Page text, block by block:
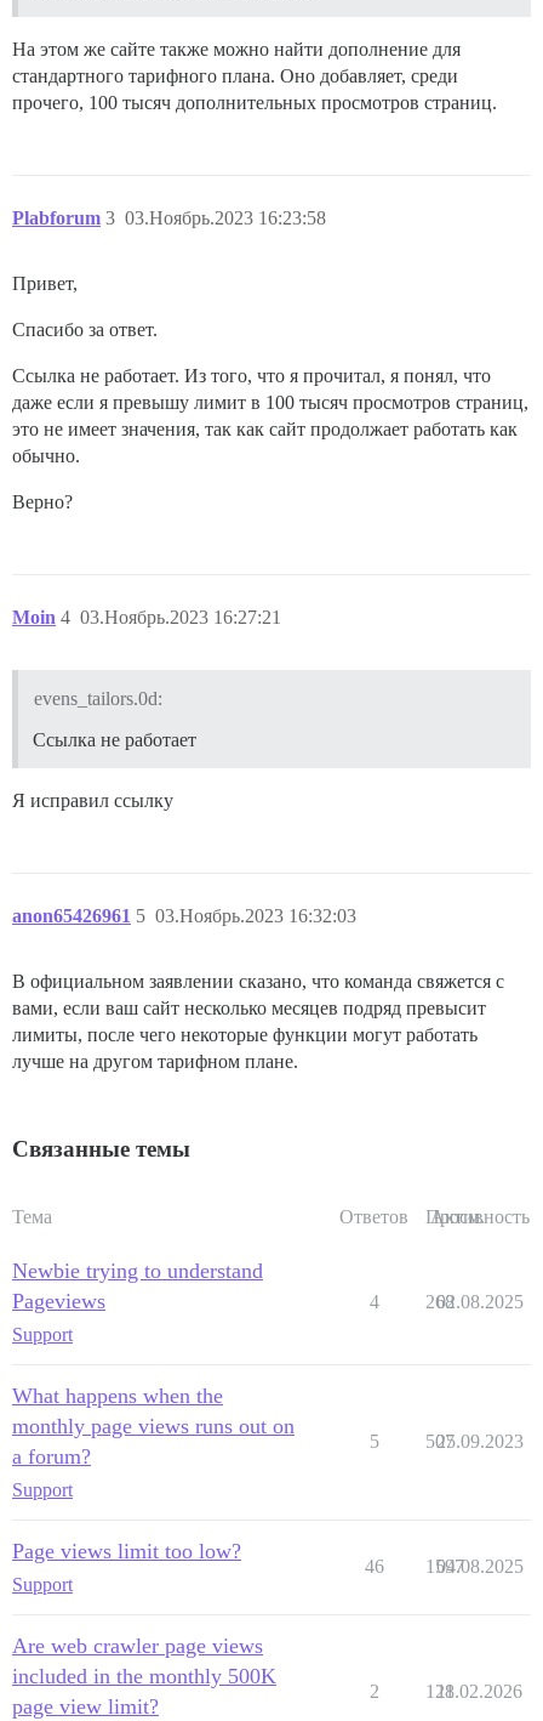
На этом же сайте также можно найти дополнение для
стандартного тарифного плана. Оно добавляет, среди
прочего, 100 тысяч дополнительных просмотров страниц.
Plabforum 03.Ноябрь.2023 16:23:58
3
Привет,
Спасибо за ответ.
Ссылка не работает. Из того, что я прочитал, я понял, что
даже если я превышу лимит в 100 тысяч просмотров страниц,
это не имеет значения, так как сайт продолжает работать как
обычно.
Верно?
Moin 03.Ноябрь.2023 16:27:21
4
evens_tailors.0d:
Ссылка не работает
Я исправил ссылку
anon65426961 03.Ноябрь.2023 16:32:03
5
В официальном заявлении сказано, что команда свяжется с
вами, если ваш сайт несколько месяцев подряд превысит
лимиты, после чего некоторые функции могут работать
лучше на другом тарифном плане.
Связанные темы
Тема Ответов Просм.
Активность
Newbie trying to understand
Pageviews
Support
4 268
02.08.2025
What happens when the
monthly page views runs out on
a forum?
Support
5 507
25.09.2023
Page views limit too low?
Support
46 1597
04.08.2025
Are web crawler page views
included in the monthly 500K
page view limit?
2 128
11.02.2026